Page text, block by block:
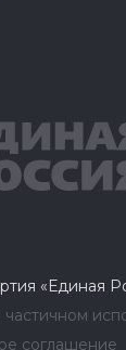
«Единая
соглашение